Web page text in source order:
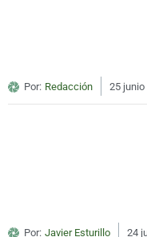
Por: Redacción 25 junio
Por: Javier Esturillo 24